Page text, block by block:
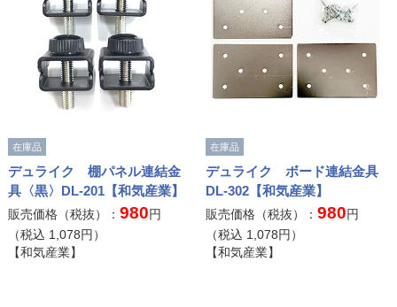
在庫品
デュライク 棚パネル連結金
具〈黒〉DL-201【和気産業】
販売価格（税抜）： 980円
（税込 1,078円）
【和気産業】
在庫品
デュライク ボード連結金具
DL-302【和気産業】
販売価格（税抜）：980円
（税込 1,078円）
【和気産業】